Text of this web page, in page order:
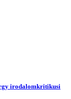
irodalomkritikusi